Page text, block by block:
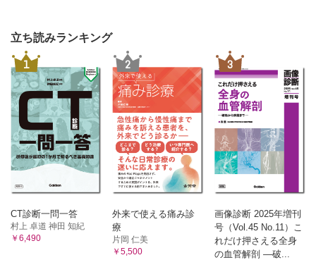
立ち読みランキング
1
CT診断一問一答
村上 卓道 神田 知紀
￥6,490
2
外来で使える痛み診
療
片岡 仁美
￥5,500
3
画像診断 2025年増刊
号（Vol.45 No.11）こ
れだけ押さえる全身
の血管解剖 ―破...